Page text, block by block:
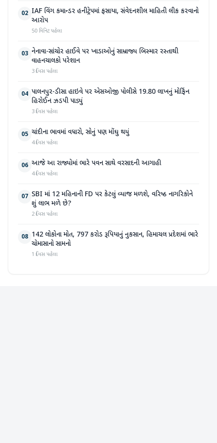
02 IAF વિંગ કમાન્ડર હનીટ્રેપમાં ફસાયા, સંવેદનશીલ માહિતી લીક કરવાનો
આરોપ
50 મિનિટ પહેલા
03 નેનાવા-સાંચોર હાઈવે પર ખાડાઓનું સામ્રાજ્ય બિસ્માર રસ્તાથી
વાહનચાલકો પરેશાન
3 દિવસ પહેલા
04 પાલનપુર-ડીસા હાઇવે પર એસઓજી પોલીસે 19.80 લાખનું મોર્ફિન
હિરોઈન ઝડપી પાડ્યું
3 દિવસ પહેલા
05 ચાંદીના ભાવમાં વધારો, સોનું પણ મોંઘુ થયું
4 દિવસ પહેલા
06 આજે આ રાજ્યોમાં ભારે પવન સાથે વરસાદની આગાહી
4 દિવસ પહેલા
07 SBI માં 12 મહિનાની FD પર કેટલું વ્યાજ મળશે, વરિષ્ઠ નાગરિકોને
શું લાભ મળે છે?
2 દિવસ પહેલા
08 142 લોકોના મોત, 797 કરોડ રૂપિયાનું નુકસાન, હિમાચલ પ્રદેશમાં ભારે
ચોમાસાનો સામનો
1 દિવસ પહેલા